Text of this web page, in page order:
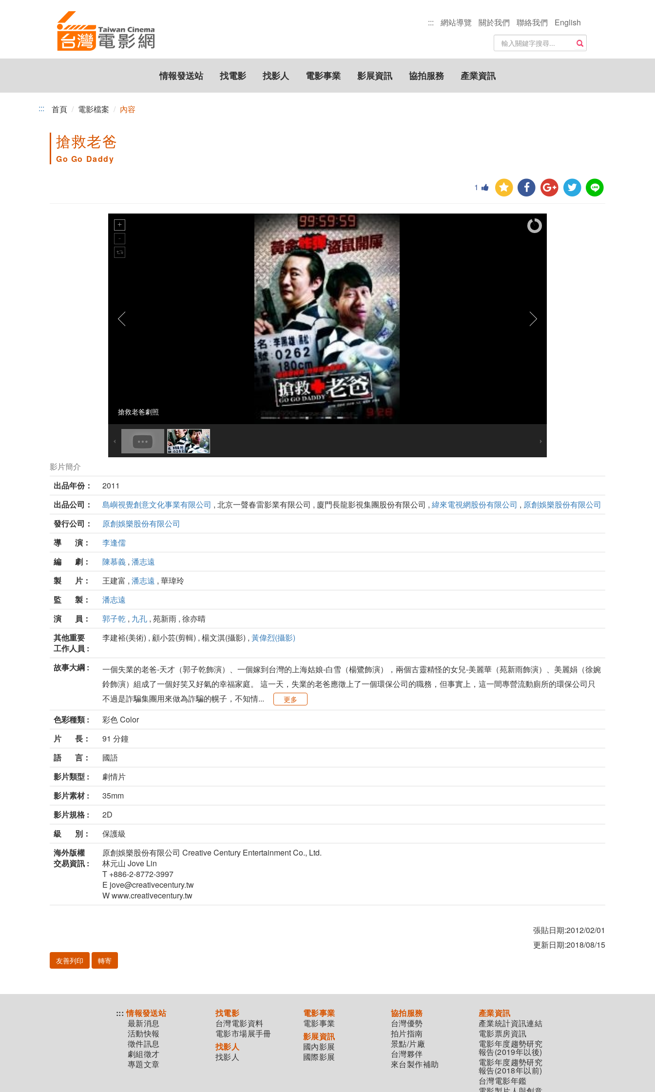
::: 網站導覽 關於我們 聯絡我們
English
站
內
搜
尋
關
鍵
搜尋
情報發送站 找電影 找影人 電影事業 影展資訊 協拍服務 產業資訊
::: 首頁 電影檔案 內容
搶救老爸
Go Go Daddy
1
搶救老爸劇照
影片簡介
出品年份：
2011
出品公司：
島嶼視覺創意文化事業有限公司 , 北京一聲春雷影業有限公司 , 廈門長龍影視集團股份有限公司 , 緯來電視網股份有限公司 , 原創娛樂股份有限公司
發行公司：
原創娛樂股份有限公司
導 演：
李逢儒
編 劇：
陳慕義 , 潘志遠
製 片：
王建富 , 潘志遠 , 華瑋玲
監 製：
潘志遠
演 員：
郭子乾 , 九孔 , 苑新雨 , 徐亦晴
其他重要
工作人員 :
李建裕(美術) , 顧小芸(剪輯) , 楊文淇(攝影) , 黃偉烈(攝影)
故事大綱 :
一個失業的老爸-天才（郭子乾飾演）、一個嫁到台灣的上海姑娘-白雪（楊鷺飾演），兩個古靈精怪的女兒-美麗華（苑新雨飾演）、美麗娟（徐婉
鈴飾演）組成了一個好笑又好氣的幸福家庭。 這一天，失業的老爸應徵上了一個環保公司的職務，但事實上，這一間專營流動廁所的環保公司只
不過是詐騙集團用來做為詐騙的幌子，不知情...
更多
色彩種類 :
彩色 Color
片 長：
91 分鐘
語 言：
國語
影片類型 :
劇情片
影片素材 :
35mm
影片規格 :
2D
級 別：
保護級
海外版權
交易資訊 :
原創娛樂股份有限公司 Creative Century Entertainment Co., Ltd.
林元山 Jove Lin
T +886-2-8772-3997
E jove@creativecentury.tw
W www.creativecentury.tw
張貼日期:2012/02/01
更新日期:2018/08/15
友善列印 轉寄
::: 情報發送站
最新消息
活動快報
徵件訊息
劇組徵才
專題文章
找電影
台灣電影資料
電影市場展手冊
找影人
找影人
電影事業
電影事業
影展資訊
國內影展
國際影展
協拍服務
台灣優勢
拍片指南
景點/片廠
台灣夥伴
來台製作補助
產業資訊
產業統計資訊連結
電影票房資訊
電影年度趨勢研究
報告(2019年以後)
電影年度趨勢研究
報告(2018年以前)
台灣電影年鑑